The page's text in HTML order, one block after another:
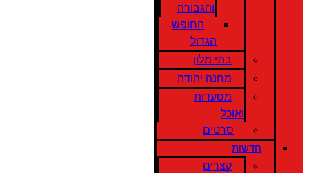
והגבורה
החופש
הגדול
בתי מלון
מחנה יהודה
מסעדות
ואוכל
סרטים
חדשות
קצרים